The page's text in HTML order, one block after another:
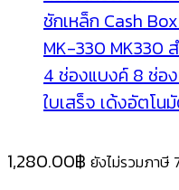
1,280.00฿ ยังไม่รวมภาษี